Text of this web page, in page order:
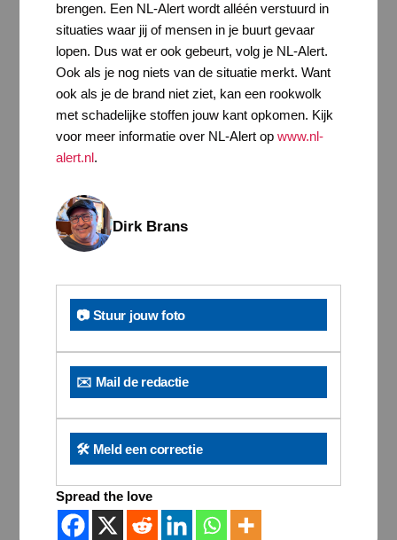
brengen. Een NL-Alert wordt alléén verstuurd in
situaties waar jij of mensen in je buurt gevaar
lopen. Dus wat er ook gebeurt, volg je NL-Alert.
Ook als je nog niets van de situatie merkt. Want
ook als je de brand niet ziet, kan een rookwolk
met schadelijke stoffen jouw kant opkomen. Kijk
voor meer informatie over NL-Alert op www.nl-
alert.nl.
Dirk Brans
📷 Stuur jouw foto
✉️ Mail de redactie
🛠️ Meld een correctie
Spread the love